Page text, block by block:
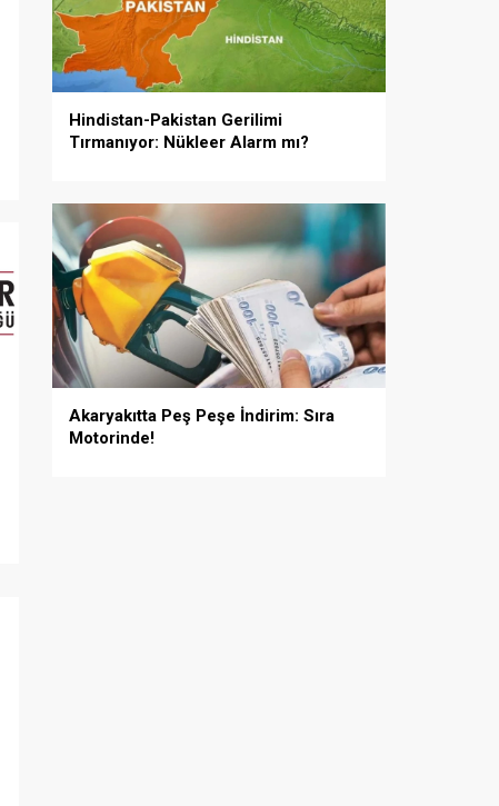
Hindistan-Pakistan Gerilimi
Tırmanıyor: Nükleer Alarm mı?
Akaryakıtta Peş Peşe İndirim: Sıra
Motorinde!